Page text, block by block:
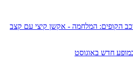
הקופים: המלחמה - אקשן קיצי עם קצב
חדש באוגוסט